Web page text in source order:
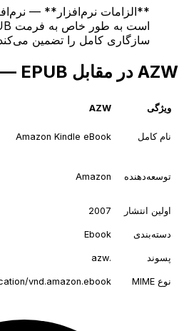
**الزامات نرم‌افزار** —
سازگاری کامل را تضمین
AZW در مقابل EPUB — مقایسه فرمت
ویژگی AZW
نام کامل Amazon Kindle eBook
توسعه‌دهنده Amazon
اولین انتشار 2007
دسته‌بندی Ebook
پسوند .azw
نوع MIME vnd.amazon.ebook